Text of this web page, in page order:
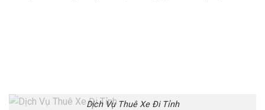
Dịch Vụ Thuê Xe Đi Tỉnh